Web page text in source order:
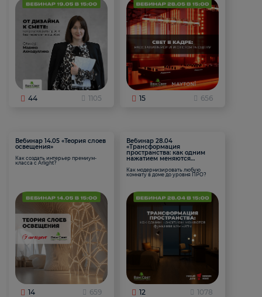
44 1105 15 656
Вебинар 14.05 «Теория слоев
освещения»
Как создать интерьер премиум-
класса с Arlight?
14 659
Вебинар 28.04
«Трансформация
пространства: как одним
нажатием меняются
Как модернизировать любую
комнату в доме до уровня ПРО?
12 1078